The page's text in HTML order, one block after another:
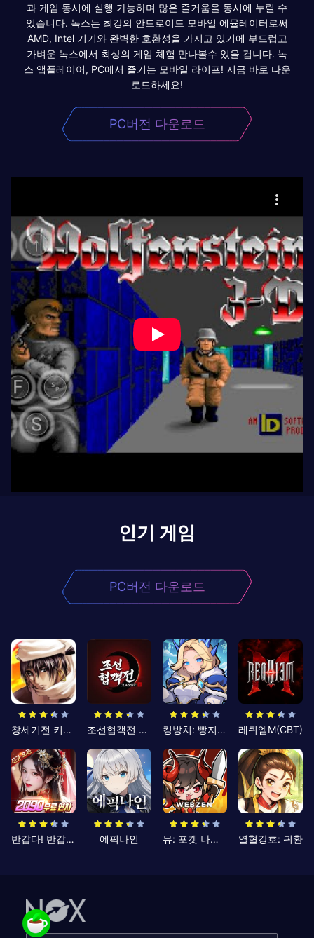
과 게임 동시에 실행 가능하며 많은 즐거움을 동시에 누릴 수
있습니다. 녹스는 최강의 안드로이드 모바일 에뮬레이터로써
AMD, Intel 기기와 완벽한 호환성을 가지고 있기에 부드럽고
가벼운 녹스에서 최상의 게임 체험 만나볼수 있을 겁니다. 녹
스 앱플레이어, PC에서 즐기는 모바일 라이프! 지금 바로 다운
로드하세요!
PC버전 다운로드
인기 게임
PC버전 다운로드
창세기전 키우기 조선협객전 클래식 킹방치: 빵지의 제왕 레퀴엠M(CBT)
반갑다! 반갑삼국지 에픽나인 뮤: 포켓 나이츠 열혈강호: 귀환